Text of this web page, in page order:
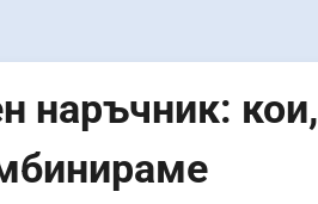
наръчник: кои,